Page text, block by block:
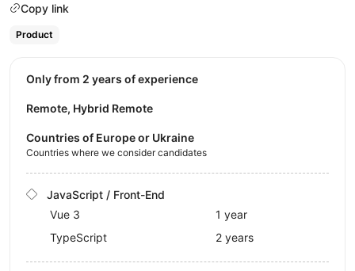
Copy link
Product
Only from 2 years of experience
Remote, Hybrid Remote
Countries of Europe or Ukraine
Countries where we consider candidates
JavaScript / Front-End
Vue 3
1 year
TypeScript
2 years